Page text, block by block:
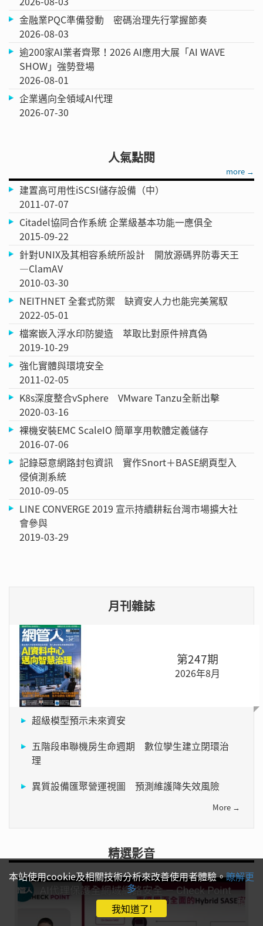
金融業PQC準備發動 密碼治理先行掌握節奏
2026-08-03
逾200家AI業者齊聚！2026 AI應用大展「AI WAVE
SHOW」強勢登場
2026-08-01
企業邁向全領域AI代理
2026-07-30
人氣點閱
more →
建置高可用性iSCSI儲存設備（中）
2011-07-07
Citadel協同合作系統 企業級基本功能一應俱全
2015-09-22
針對UNIX及其相容系統所設計 開放源碼界防毒天王
—ClamAV
2010-03-30
NEITHNET 全套式防禦 缺資安人力也能完美駕馭
2022-05-01
檔案嵌入浮水印防變造 萃取比對原件辨真偽
2019-10-29
強化實體與環境安全
2011-02-05
K8s深度整合vSphere VMware Tanzu全新出擊
2020-03-16
裸機安裝EMC ScaleIO 簡單享用軟體定義儲存
2016-07-06
記錄惡意網路封包資訊 實作Snort＋BASE網頁型入
侵偵測系統
2010-09-05
LINE CONVERGE 2019 宣示持續耕耘台灣市場擴大社
會參與
2019-03-29
月刊雜誌
第247期
2026年8月
超級模型預示未來資安
五階段串聯機房生命週期 數位孿生建立閉環治
理
異質設備匯聚營運視圖 預測維護降失效風險
More →
精選影音
本站使用cookie及相關技術分析來改善使用者體驗。瞭解更
多
我知道了!